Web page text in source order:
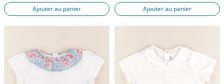
Ajouter au panier Ajouter au panier